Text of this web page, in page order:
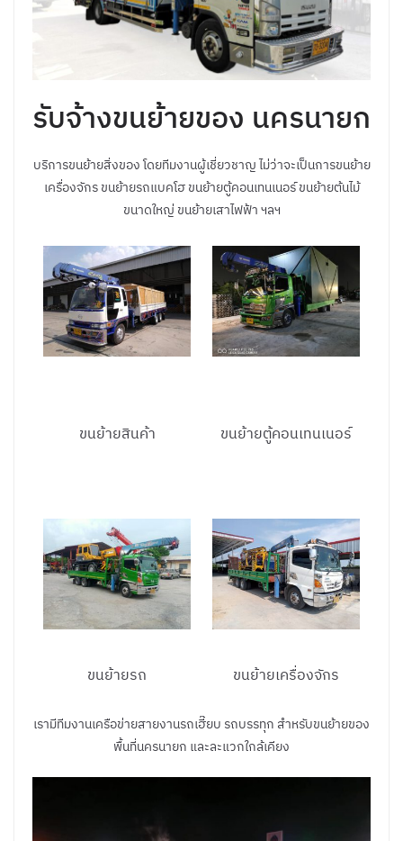
รับจ้างขนย้ายของ นครนายก
บริการขนย้ายสิ่งของ โดยทีมงานผู้เชี่ยวชาญ ไม่ว่าจะเป็นการขนย้าย
เครื่องจักร ขนย้ายรถแบคโฮ ขนย้ายตู้คอนเทนเนอร์ ขนย้ายต้นไม้
ขนาดใหญ่ ขนย้ายเสาไฟฟ้า ฯลฯ
ขนย้ายสินค้า ขนย้ายตู้คอนเทนเนอร์
ขนย้ายรถ ขนย้ายเครื่องจักร
เรามีทีมงานเครือข่ายสายงานรถเฮี๊ยบ รถบรรทุก สำหรับขนย้ายของ
พื้นที่นครนายก และละแวกใกล้เคียง